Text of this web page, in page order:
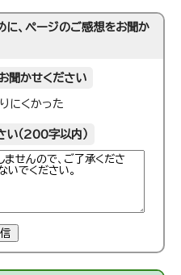
に、ページのご感想をお聞か
聞かせください
にくかった
い（200字以内）